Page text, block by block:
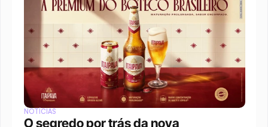
NOTÍCIAS
O segredo por trás da nova